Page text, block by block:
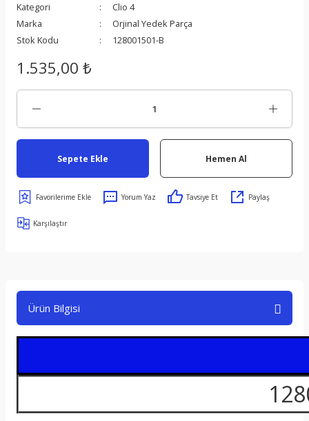
Kategori
Clio 4
Marka
Orjinal Yedek Parça
Stok Kodu
128001501-B
1.535,00 ₺
Sepete Ekle Hemen Al
Yorum Yaz Tavsiye Et Paylaş
Karşılaştır
Ürün Bilgisi